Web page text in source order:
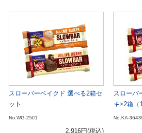
スローバーベイクド 選べる2箱セ
ット
No.WG-2501
2,916円(税込)
スローバ
キ×2箱（
No.KA-